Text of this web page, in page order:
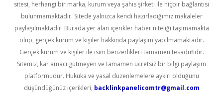
sitesi, herhangi bir marka, kurum veya şahıs şirketi ile hiçbir bağlantısı
bulunmamaktadır. Sitede yalnızca kendi hazırladığımız makaleler
paylaşılmaktadır. Burada yer alan içerikler haber niteliği taşımamakta
olup, gerçek kurum ve kişiler hakkında paylaşım yapılmamaktadır.
Gerçek kurum ve kişiler ile isim benzerlikleri tamamen tesadüfidir.
Sitemiz, kar amacı gütmeyen ve tamamen ücretsiz bir bilgi paylaşım
platformudur. Hukuka ve yasal düzenlemelere aykırı olduğunu
düşündüğünüz içerikleri, backlinkpanelicomtr@gmail.com